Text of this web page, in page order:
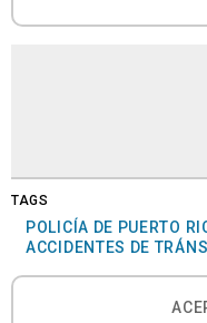
TAGS
POLICÍA DE PUERTO
ACCIDENTES DE